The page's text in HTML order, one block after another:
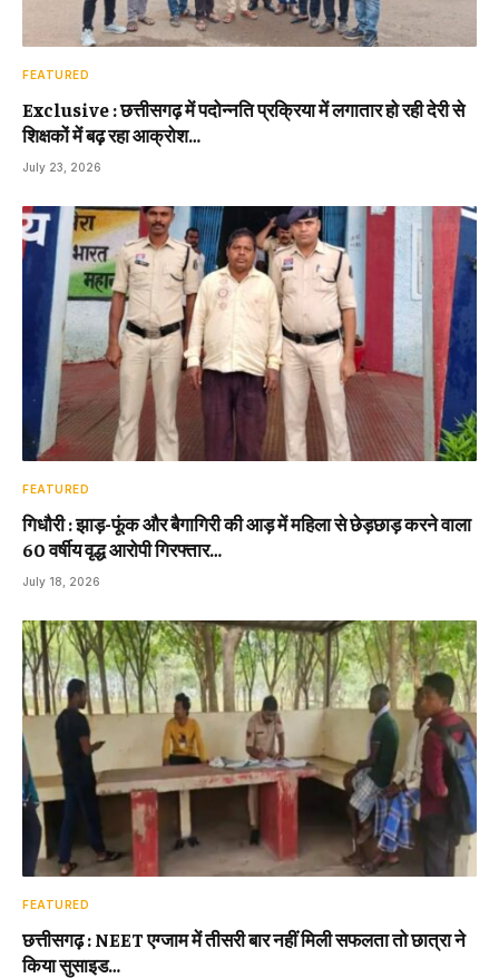
FEATURED
Exclusive : छत्तीसगढ़ में पदोन्नति प्रक्रिया में लगातार हो रही देरी से
शिक्षकों में बढ़ रहा आक्रोश…
July 23, 2026
FEATURED
गिधौरी : झाड़-फूंक और बैगागिरी की आड़ में महिला से छेड़छाड़ करने वाला
60 वर्षीय वृद्ध आरोपी गिरफ्तार…
July 18, 2026
FEATURED
छत्तीसगढ़ : NEET एग्जाम में तीसरी बार नहीं मिली सफलता तो छात्रा ने
किया सुसाइड…